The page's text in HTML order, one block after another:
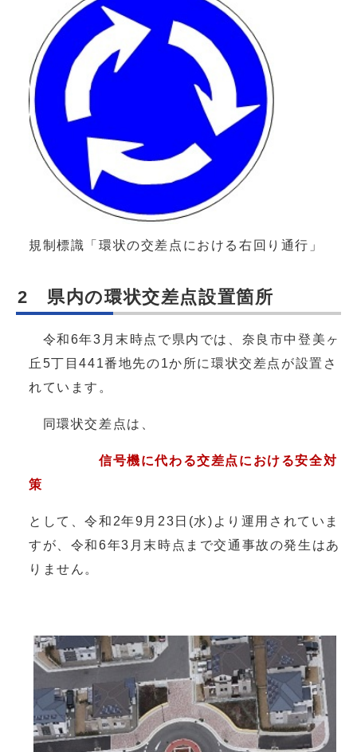
規制標識「環状の交差点における右回り通行」
2 県内の環状交差点設置箇所
令和6年3月末時点で県内では、奈良市中登美ヶ
丘5丁目441番地先の1か所に環状交差点が設置さ
れています。
同環状交差点は、
信号機に代わる交差点における安全対
策
として、令和2年9月23日(水)より運用されていま
すが、令和6年3月末時点まで交通事故の発生はあ
りません。